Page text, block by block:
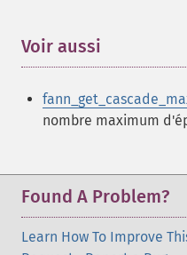
Voir aussi
nombre maximum
Found A Problem?
Learn How To Improve
fann_​create_​train
fann_​descale_​output
fann_​descale_​train
fann_​duplicate_​train_​data